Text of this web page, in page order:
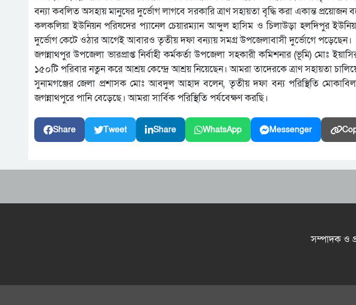
বন্যা কবলিত অসহায় মানুষের দুর্ভোগ লাগবে সরকারি ত্রাণ সহায়তা বৃদ্ধি করা একান্ত
কলকলিয়া ইউনিয়ন পরিষদের প্যানেল চেয়ারম্যান আব্দুল হাসিম ও চিলাউড়া হলদিপুর
দুর্ভোগ কেটে ওঠার আগেই আবারও তৃতীয় দফা বন্যায় সমগ্র উপজেলাবাসী দুর্ভোগে পড়েছেন।
জগন্নাথপুর উপজেলা ভারপ্রাপ্ত নির্বাহী কর্মকর্তা উপজেলা সহকারী কমিশনার (ভূমি) মোঃ
১৫০টি পরিবার নতুন করে আশ্রয় কেন্দ্রে আশ্রয় নিয়েছেন। আমরা তাদেরকে ত্রাণ সহায়তা
সুনামগঞ্জের জেলা প্রশাসক মোঃ আবদুল আহাদ বলেন, তৃতীয় দফা বন্য পরিস্থিতি
জগন্নাথপুরে পানি বেড়েছে। আমরা সার্বিক পরিস্থিতি পর্যবেক্ষণ করছি।
Share Tweet Share WhatsApp Messenger
সম্পাদক ও